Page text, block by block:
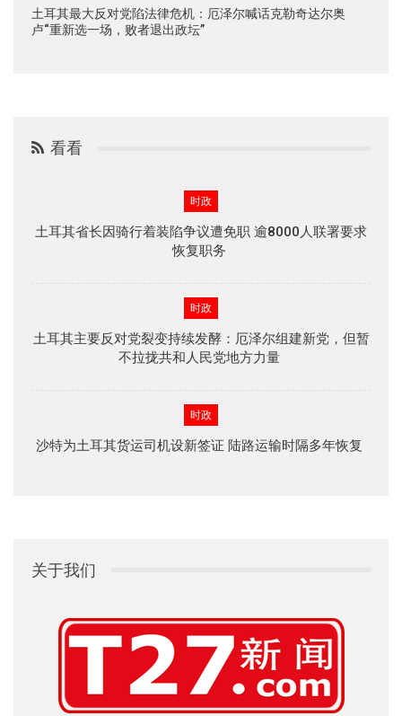
土耳其最大反对党陷法律危机：厄泽尔喊话克勒奇达尔奥
卢“重新选一场，败者退出政坛”
看看
时政
土耳其省长因骑行着装陷争议遭免职 逾8000人联署要求
恢复职务
时政
土耳其主要反对党裂变持续发酵：厄泽尔组建新党，但暂
不拉拢共和人民党地方力量
时政
沙特为土耳其货运司机设新签证 陆路运输时隔多年恢复
关于我们